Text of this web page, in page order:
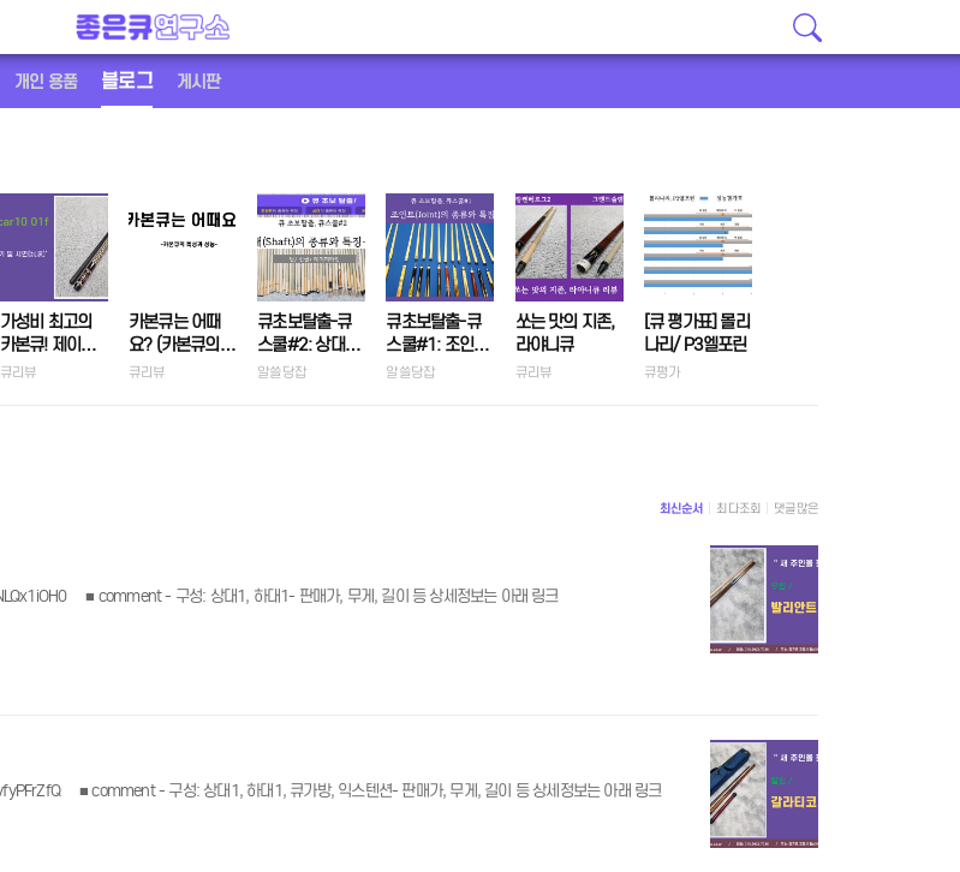
개인 용품 블로그 게시판
가성비 최고의
카본큐! 제이플
라워/ 카본큐
큐리뷰
카본큐는 어때
요? (카본큐의
특성과 성능)
큐리뷰
큐초보탈출-큐
스쿨#2: 상대
(Shaft)의 종류
알쓸당잡
큐초보탈출-큐
스쿨#1: 조인트
(joint) 종류와 특
알쓸당잡
쏘는 맛의 지존,
라야니큐
큐리뷰
[큐 평가표] 몰리
나리/ P3엘포린
큐평가
최신순서 최다조회 댓글많은